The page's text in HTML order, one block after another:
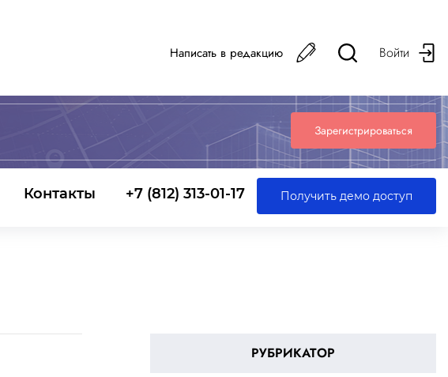
Написать в редакцию Войти
Зарегистрироваться
Контакты +7 (812) 313-01-17 Получить демо доступ
РУБРИКАТОР